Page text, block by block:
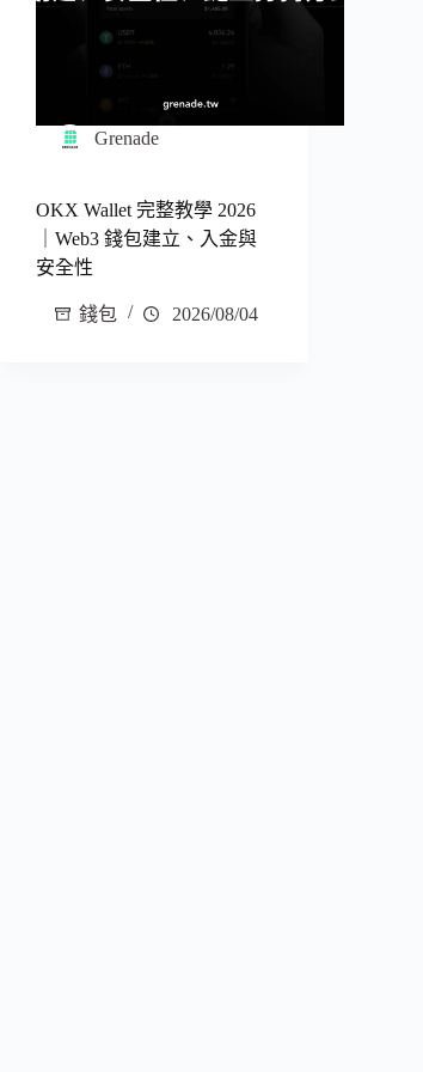
Grenade
OKX Wallet 完整教學 2026
｜Web3 錢包建立、入金與
安全性
錢包 2026/08/04